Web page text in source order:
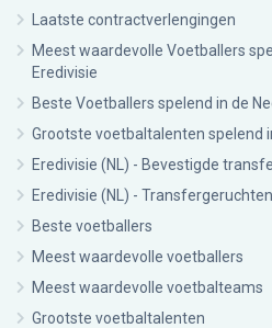
Laatste contractverlengingen
Meest waardevolle Voetballers
Eredivisie
Beste Voetballers spelend in de
Grootste voetbaltalenten spelend
Eredivisie (NL) - Bevestigde
Eredivisie (NL) - Transfergeruchten
Beste voetballers
Meest waardevolle voetballers
Meest waardevolle voetbalteams
Grootste voetbaltalenten